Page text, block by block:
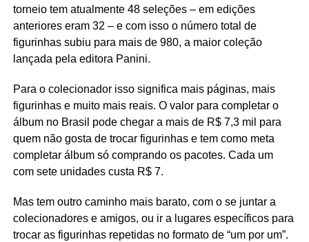
torneio tem atualmente 48 seleções – em edições
anteriores eram 32 – e com isso o número total de
figurinhas subiu para mais de 980, a maior coleção
lançada pela editora Panini.
Para o colecionador isso significa mais páginas, mais
figurinhas e muito mais reais. O valor para completar o
álbum no Brasil pode chegar a mais de R$ 7,3 mil para
quem não gosta de trocar figurinhas e tem como meta
completar álbum só comprando os pacotes. Cada um
com sete unidades custa R$ 7.
Mas tem outro caminho mais barato, com o se juntar a
colecionadores e amigos, ou ir a lugares específicos para
trocar as figurinhas repetidas no formato de “um por um”.